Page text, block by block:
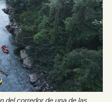
del corredor de una de las